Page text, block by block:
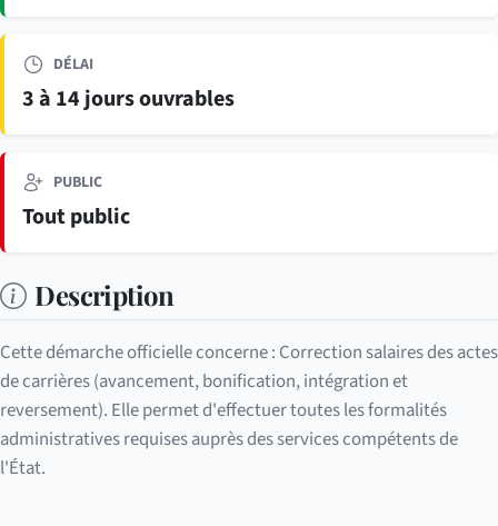
DÉLAI
3 à 14 jours ouvrables
PUBLIC
Tout public
Description
Cette démarche officielle concerne : Correction salaires des actes
de carrières (avancement, bonification, intégration et
reversement). Elle permet d'effectuer toutes les formalités
administratives requises auprès des services compétents de
l'État.